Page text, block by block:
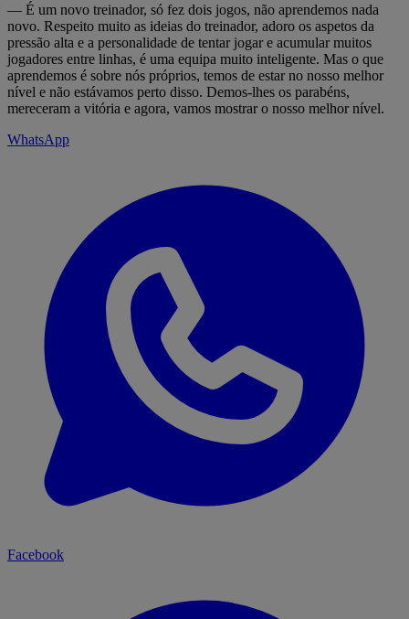
— É um novo treinador, só fez dois jogos, não aprendemos nada
novo. Respeito muito as ideias do treinador, adoro os aspetos da
pressão alta e a personalidade de tentar jogar e acumular muitos
jogadores entre linhas, é uma equipa muito inteligente. Mas o que
aprendemos é sobre nós próprios, temos de estar no nosso melhor
nível e não estávamos perto disso. Demos-lhes os parabéns,
mereceram a vitória e agora, vamos mostrar o nosso melhor nível.
WhatsApp
Facebook